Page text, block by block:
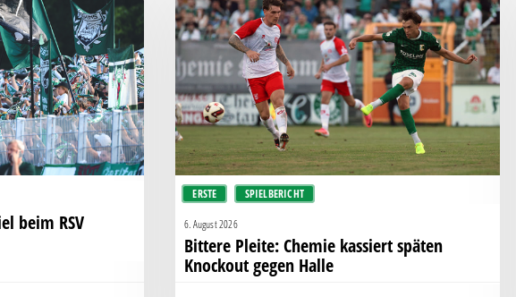
beim RSV
ERSTE SPIELBERICHT
Chemie
kassiert
späten
Knockout
gegen
Halle
6. August 2026
Bittere Pleite: Chemie kassiert späten
Knockout gegen Halle